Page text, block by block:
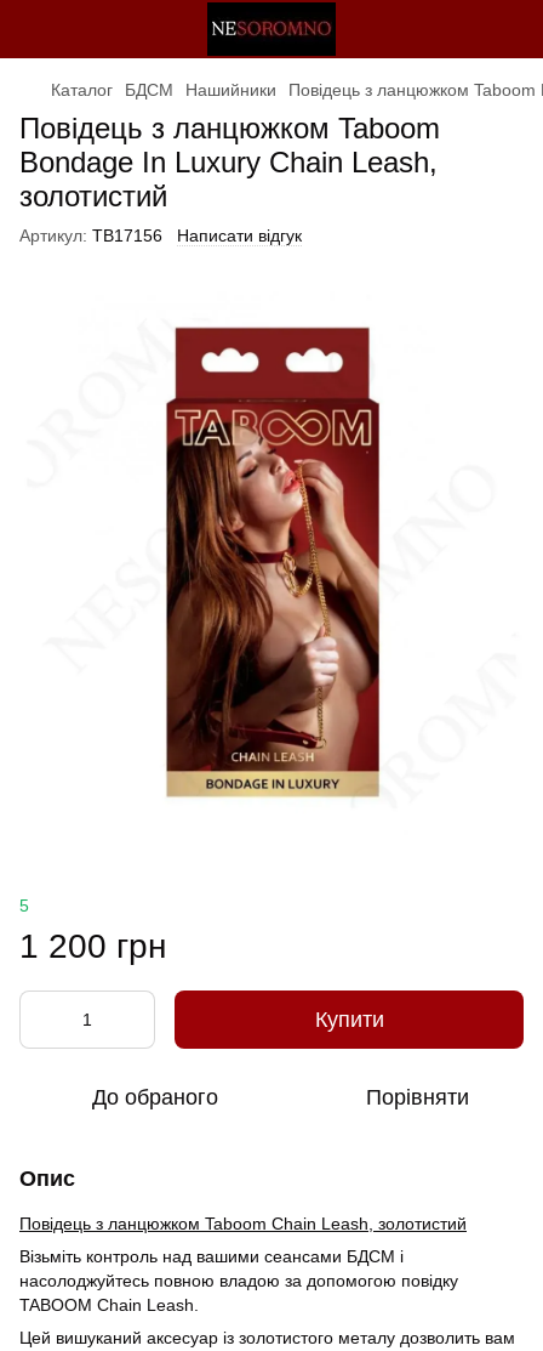
Каталог БДСМ Нашийники Повідець з ланцюжком
Повідець з ланцюжком Taboom
Bondage In Luxury Chain Leash,
золотистий
Артикул: TB17156 Написати відгук
5
1 200 грн
Купити
До обраного Порівняти
Опис
Повідець з ланцюжком Taboom Chain Leash, золотистий
Візьміть контроль над вашими сеансами БДСМ і
насолоджуйтесь повною владою за допомогою повідку
TABOOM Chain Leash.
Цей вишуканий аксесуар із золотистого металу дозволить вам